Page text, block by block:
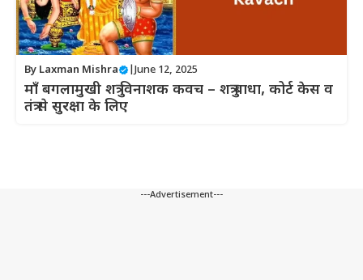
By Laxman Mishra June 12, 2025
माँ बगलामुखी शत्रु विनाशक कवच – शत्रु बाधा, कोर्ट केस व
तंत्र से सुरक्षा के लिए
---Advertisement---